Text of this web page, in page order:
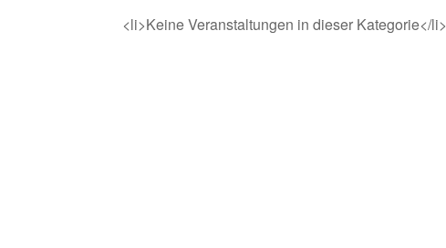
<li>Keine Veranstaltungen in dieser Kategorie</li>